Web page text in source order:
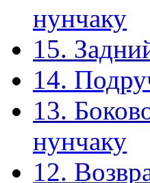
нунчаку
15.
14.
13.
нунчаку
12.